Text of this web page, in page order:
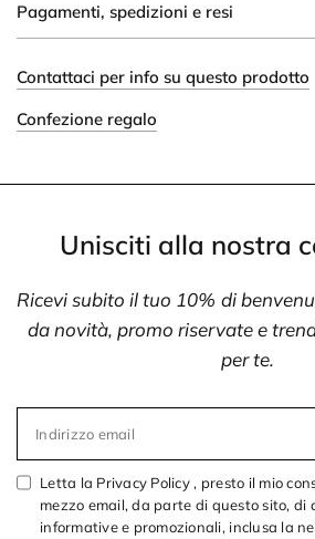
Pagamenti, spedizioni e resi
Contattaci per info su questo prodotto
Confezione regalo
Unisciti alla nostra
Ricevi subito il tuo 10% di
da novità, promo riservate e
per te.
Indirizzo email
Letta la Privacy Policy , presto il mio
mezzo email, da parte di questo sito, di
informative e promozionali, inclusa la